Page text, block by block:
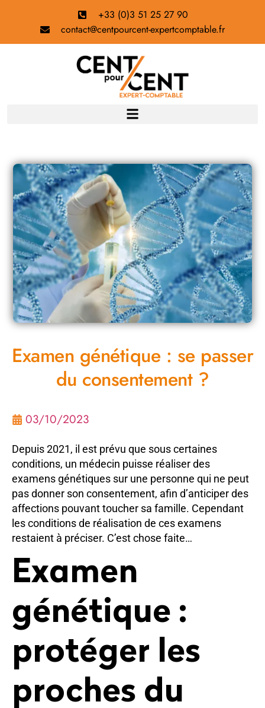
+33 (0)3 51 25 27 90
contact@centpourcent-expertcomptable.fr
Examen génétique : se passer
du consentement ?
03/10/2023
Depuis 2021, il est prévu que sous certaines
conditions, un médecin puisse réaliser des
examens génétiques sur une personne qui ne peut
pas donner son consentement, afin d’anticiper des
affections pouvant toucher sa famille. Cependant
les conditions de réalisation de ces examens
restaient à préciser. C’est chose faite…
Examen
génétique :
protéger les
proches du